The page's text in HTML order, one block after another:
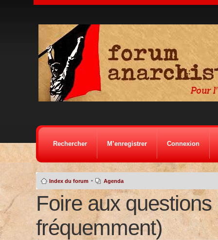
Rechercher M’enregistrer Connexion
Index du forum • Agenda
Foire aux
fréquemment)